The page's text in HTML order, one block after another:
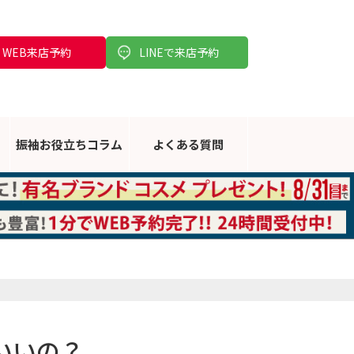
WEB来店予約 LINEで来店予約
振袖お役立ちコラム よくある質問